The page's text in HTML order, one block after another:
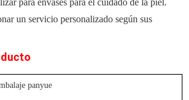
para envases para el cuidado de la piel.
un servicio personalizado según sus
panyue